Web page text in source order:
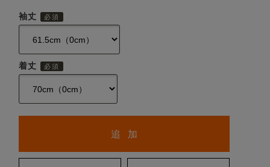
袖丈
着丈
追 加